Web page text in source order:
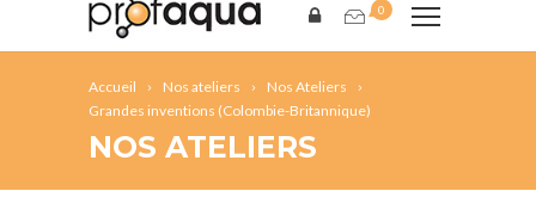
0
Accueil Nos ateliers
Nos Ateliers
Grandes inventions (Colombie-Britannique)
NOS ATELIERS